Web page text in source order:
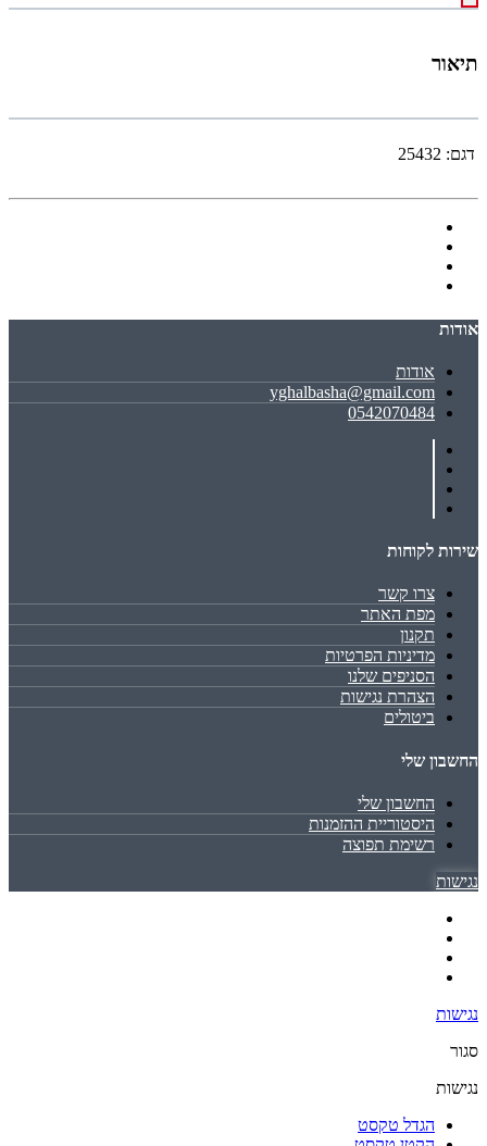
תיאור
דגם: 25432
אודות
אודות
yghalbasha@gmail.com
0542070484
שירות לקוחות
צרו קשר
מפת האתר
תקנון
מדיניות הפרטיות
הסניפים שלנו
הצהרת נגישות
ביטולים
החשבון שלי
החשבון שלי
היסטוריית ההזמנות
רשימת תפוצה
נגישות
נגישות
סגור
נגישות
הגדל טקסט